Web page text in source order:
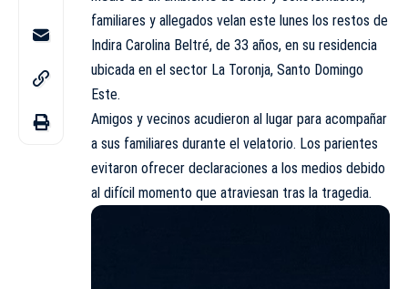
familiares y allegados velan este lunes los restos de
Indira Carolina Beltré, de 33 años, en su residencia
ubicada en el sector La Toronja, Santo Domingo
Este.
Amigos y vecinos acudieron al lugar para acompañar
a sus familiares durante el velatorio. Los parientes
evitaron ofrecer declaraciones a los medios debido
al difícil momento que atraviesan tras la tragedia.